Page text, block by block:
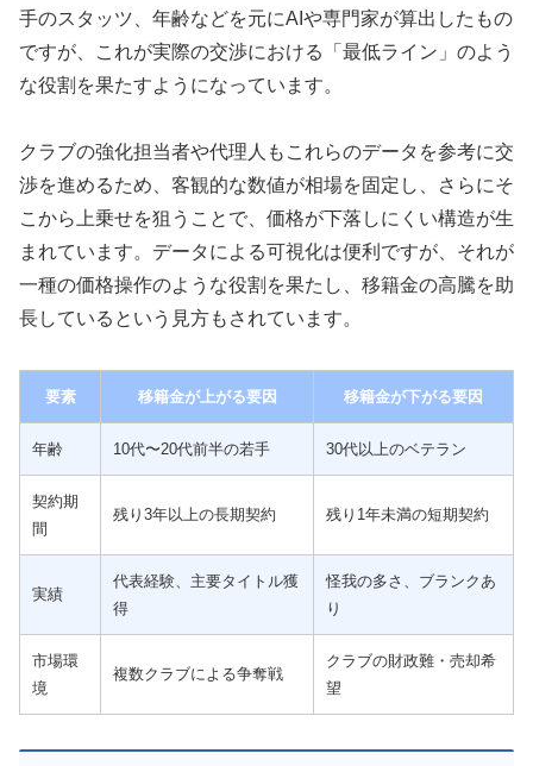
手のスタッツ、年齢などを元にAIや専門家が算出したもの
ですが、これが実際の交渉における「最低ライン」のよう
な役割を果たすようになっています。
クラブの強化担当者や代理人もこれらのデータを参考に交
渉を進めるため、客観的な数値が相場を固定し、さらにそ
こから上乗せを狙うことで、価格が下落しにくい構造が生
まれています。データによる可視化は便利ですが、それが
一種の価格操作のような役割を果たし、移籍金の高騰を助
長しているという見方もされています。
要素 移籍金が上がる要因 移籍金が下がる要因
年齢 10代〜20代前半の若手 30代以上のベテラン
契約期
間
残り3年以上の長期契約 残り1年未満の短期契約
実績
代表経験、主要タイトル獲
得
怪我の多さ、ブランクあ
り
市場環
境
複数クラブによる争奪戦
クラブの財政難・売却希
望